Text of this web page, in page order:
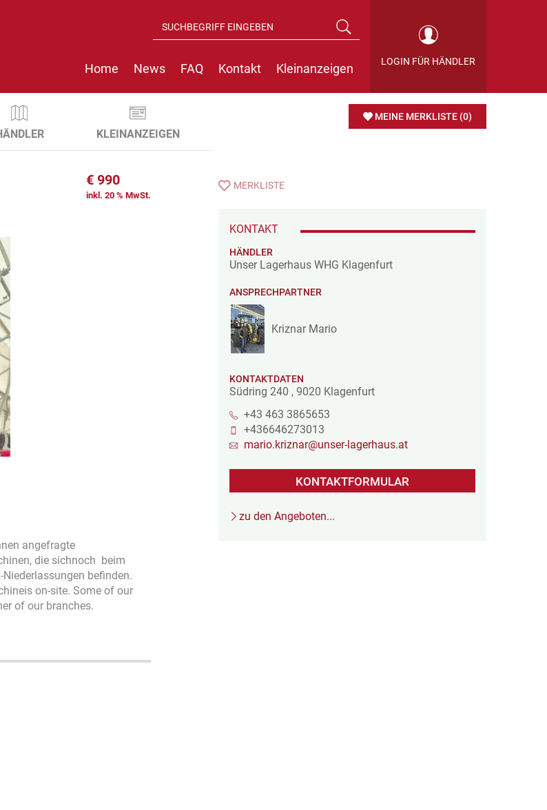
LOGIN FÜR HÄNDLER
Home News FAQ Kontakt Kleinanzeigen
MEINE MERKLISTE (0)
KLEINANZEIGEN
€ 990
inkl. 20 % MwSt.
angefragte
die sichnoch beim
befinden.
on-site. Some of our
of our branches.
MERKLISTE
KONTAKT
HÄNDLER
Unser Lagerhaus WHG Klagenfurt
ANSPRECHPARTNER
Kriznar Mario
KONTAKTDATEN
Südring 240 , 9020 Klagenfurt
+43 463 3865653
+436646273013
mario.kriznar@unser-lagerhaus.at
KONTAKTFORMULAR
zu den Angeboten...